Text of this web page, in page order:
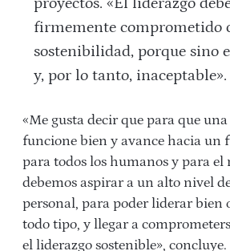
firmemente comprometido
sostenibilidad, porque sino
y, por lo tanto, inaceptable».
«Me gusta decir que para que
funcione bien y avance hacia un
para todos los humanos y para el
debemos aspirar a un alto nivel
personal, para poder liderar bien
todo tipo, y llegar a
el liderazgo sostenible», concluye.